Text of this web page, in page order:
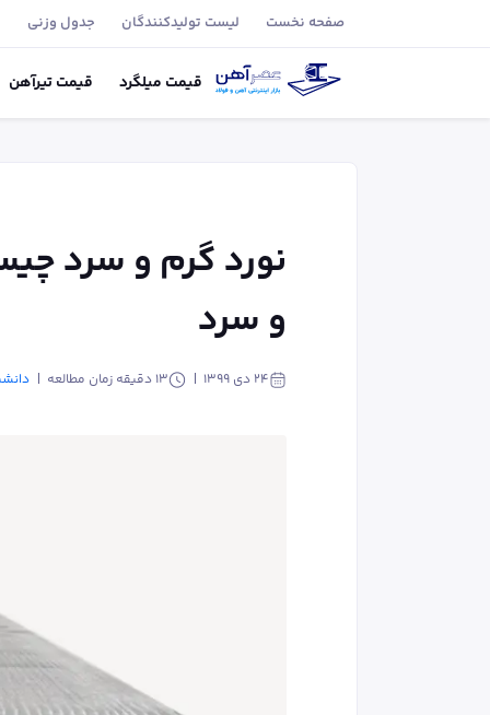
صفحه نخست لیست تولید‌کنندگان جدول وزنی
قیمت میلگرد قیمتتیر‌آهن
نورد گرم و سرد
و سرد
۲۴ دی ۱۳۹۹ 13 دقیقه زمان مطالعه